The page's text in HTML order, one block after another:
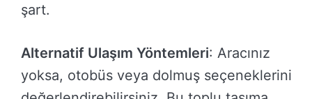
şart.
Alternatif Ulaşım Yöntemleri: Aracınız
yoksa, otobüs veya dolmuş seçeneklerini